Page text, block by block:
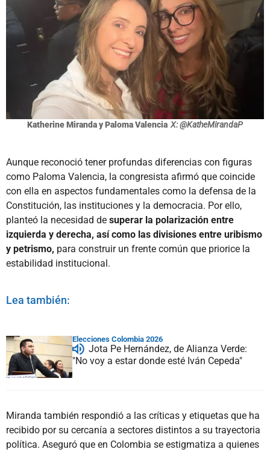
Katherine Miranda y Paloma Valencia X: @KatheMirandaP
Aunque reconoció tener profundas diferencias con figuras
como Paloma Valencia, la congresista afirmó que coincide
con ella en aspectos fundamentales como la defensa de la
Constitución, las instituciones y la democracia. Por ello,
planteó la necesidad de superar la polarización entre
izquierda y derecha, así como las divisiones entre uribismo
y petrismo, para construir un frente común que priorice la
estabilidad institucional.
Lea también:
Elecciones Colombia 2026
Jota Pe Hernández, de Alianza Verde:
"No voy a estar donde esté Iván Cepeda"
Miranda también respondió a las críticas y etiquetas que ha
recibido por su cercanía a sectores distintos a su trayectoria
política. Aseguró que en Colombia se estigmatiza a quienes